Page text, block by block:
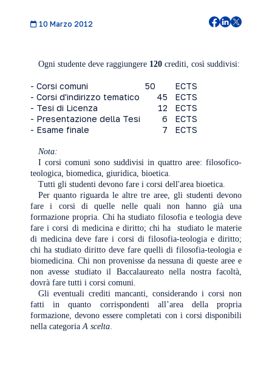
10 Marzo 2012
Ogni studente deve raggiungere 120 crediti, così suddivisi:
- Corsi comuni 50
ECTS
- Corsi d'indirizzo tematico
45 ECTS
- Tesi di Licenza
12 ECTS
- Presentazione della Tesi
6 ECTS
- Esame finale
7 ECTS
Nota:
I corsi comuni sono suddivisi in quattro aree: filosofico-
teologica, biomedica, giuridica, bioetica.
Tutti gli studenti devono fare i corsi dell'area bioetica.
Per quanto riguarda le altre tre aree, gli studenti devono
fare i corsi di quelle nelle quali non hanno già una
formazione propria. Chi ha studiato filosofia e teologia deve
fare i corsi di medicina e diritto; chi ha studiato le materie
di medicina deve fare i corsi di filosofia-teologia e diritto;
chi ha studiato diritto deve fare quelli di filosofia-teologia e
biomedicina. Chi non provenisse da nessuna di queste aree e
non avesse studiato il Baccalaureato nella nostra facoltà,
dovrà fare tutti i corsi comuni.
Gli eventuali crediti mancanti, considerando i corsi non
fatti in quanto corrispondenti all’area della propria
formazione, devono essere completati con i corsi disponibili
nella categoriaA scelta.